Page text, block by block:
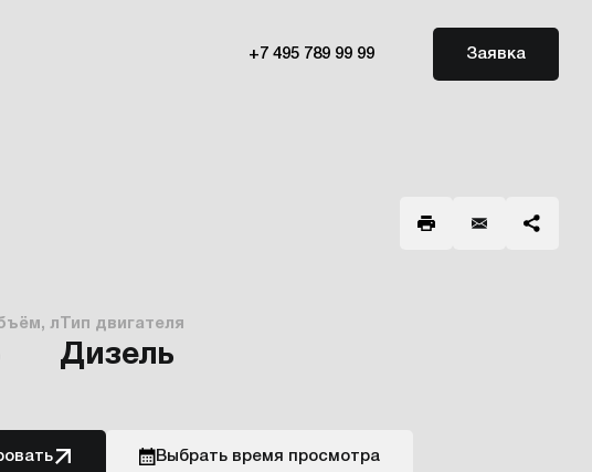
+7 495 789 99 99 Заявка
л Тип двигателя
Дизель
Выбрать время просмотра